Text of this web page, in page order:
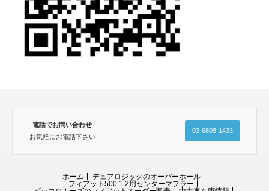
電話でお問い合わせ
お気軽にお電話下さい
03-6808-1433
ホーム
デュアロジックのオーバーホール
フィアット500 1.2用センターマフラー